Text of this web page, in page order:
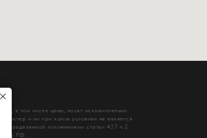
в том числе цены, носят исключительно
и ни при каких условиях не является
определяемой положениями статьи 437 п.2
РФ.